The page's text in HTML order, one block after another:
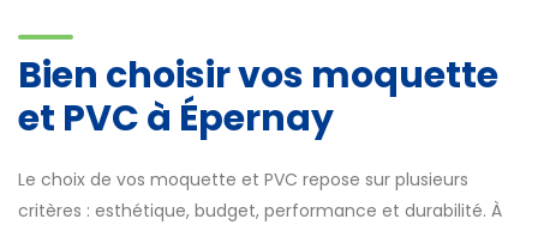
Bien choisir vos moquette
et PVC à Épernay
Le choix de vos moquette et PVC repose sur plusieurs
critères : esthétique, budget, performance et durabilité. À